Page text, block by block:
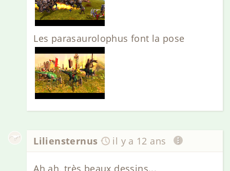
Les parasaurolophus font la pose
Liliensternus il y a 12 ans
Ah ah, très beaux dessins...